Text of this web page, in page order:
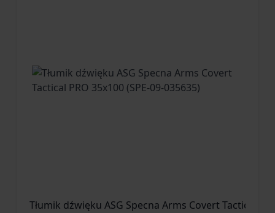
Tłumik dźwięku ASG Specna Arms Covert Tactical